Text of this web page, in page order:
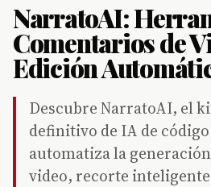
NarratoAI:
Comentarios de
Edición
Descubre NarratoAI, el
definitivo de IA de
automatiza la
video, recorte